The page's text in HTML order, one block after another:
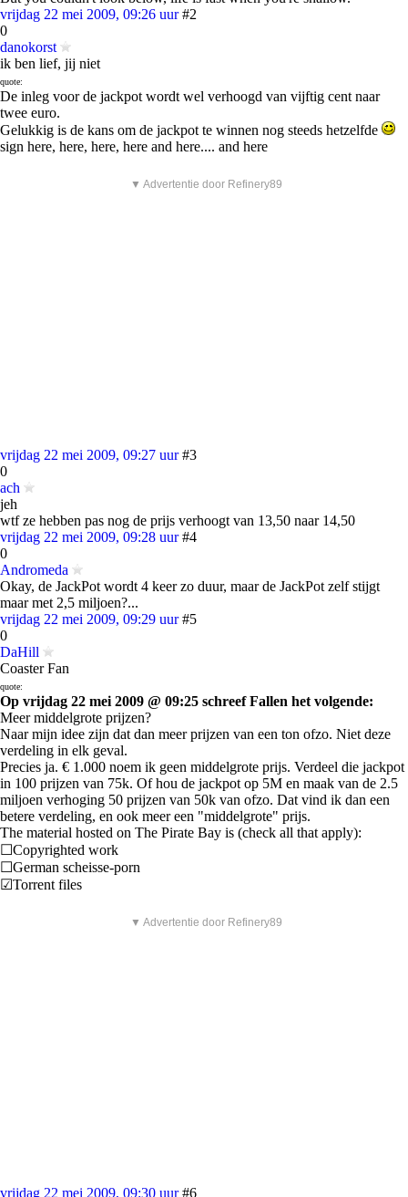
vrijdag 22 mei 2009, 09:26 uur #2
0
danokorst
ik ben lief, jij niet
quote:
De inleg voor de jackpot wordt wel verhoogd van vijftig cent naar
twee euro.
Gelukkig is de kans om de jackpot te winnen nog steeds hetzelfde
sign here, here, here, here and here.... and here
▼ Advertentie door Refinery89
vrijdag 22 mei 2009, 09:27 uur #3
0
ach
jeh
wtf ze hebben pas nog de prijs verhoogt van 13,50 naar 14,50
vrijdag 22 mei 2009, 09:28 uur #4
0
Andromeda
Okay, de JackPot wordt 4 keer zo duur, maar de JackPot zelf stijgt
maar met 2,5 miljoen?...
vrijdag 22 mei 2009, 09:29 uur #5
0
DaHill
Coaster Fan
quote:
Op vrijdag 22 mei 2009 @ 09:25 schreef Fallen het volgende:
Meer middelgrote prijzen?
Naar mijn idee zijn dat dan meer prijzen van een ton ofzo. Niet deze
verdeling in elk geval.
Precies ja. € 1.000 noem ik geen middelgrote prijs. Verdeel die jackpot
in 100 prijzen van 75k. Of hou de jackpot op 5M en maak van de 2.5
miljoen verhoging 50 prijzen van 50k van ofzo. Dat vind ik dan een
betere verdeling, en ook meer een "middelgrote" prijs.
The material hosted on The Pirate Bay is (check all that apply):
☐Copyrighted work
☐German scheisse-porn
☑Torrent files
▼ Advertentie door Refinery89
vrijdag 22 mei 2009, 09:30 uur #6